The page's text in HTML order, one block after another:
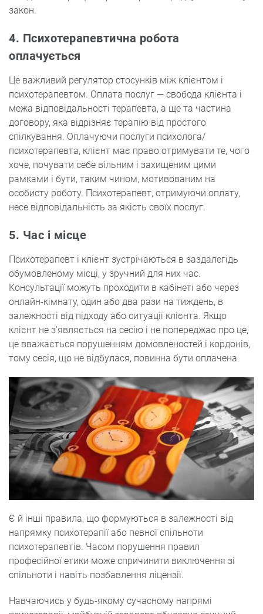
закон.
4. Психотерапевтична робота
оплачується
Це важливий регулятор стосунків між клієнтом і
психотерапевтом. Оплата послуг — свобода клієнта і
межа відповідальності терапевта, а ще та частина
договору, яка відрізняє терапію від простого
спілкування. Оплачуючи послуги психолога/
психотерапевта, клієнт має право отримувати те, чого
хоче, почувати себе вільним і захищеним цими
рамками і бути, таким чином, мотивованим на
особисту роботу. Психотерапевт, отримуючи оплату,
несе відповідальність за якість своїх послуг.
5. Час і місце
Психотерапевт і клієнт зустрічаються в заздалегідь
обумовленому місці, у зручний для них час.
Консультації можуть проходити в кабінеті або через
онлайн-кімнату, один або два рази на тиждень, в
залежності від підходу або ситуації клієнта. Якщо
клієнт не з'являється на сесію і не попереджає про це,
це вважається порушенням домовленостей і кордонів,
тому сесія, що не відбулася, повинна бути оплачена.
Є й інші правила, що формуються в залежності від
напрямку психотерапії або певної спільноти
психотерапевтів. Часом порушення правил
професійної етики може спричинити виключення зі
спільноти і навіть позбавлення ліцензії.
Навчаючись у будь-якому сучасному напрямі